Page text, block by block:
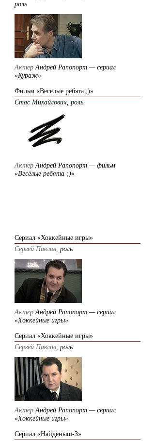
роль
АктерАндрей Рапопорт — сериал
«Кураж»
Фильм «Весёлые ребята ;)»
Стас Михайлович, роль
АктерАндрей Рапопорт — фильм
«Весёлые ребята ;)»
Сериал «Хоккейные игры»
Сергей Павлов, роль
АктерАндрей Рапопорт — сериал
«Хоккейные игры»
Сериал «Хоккейные игры»
Сергей Павлов, роль
АктерАндрей Рапопорт — сериал
«Хоккейные игры»
Сериал «Найдёныш-3»